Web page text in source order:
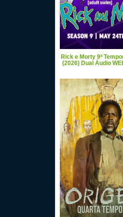
Rick e Morty 9ª
(2026) Dual Áudio